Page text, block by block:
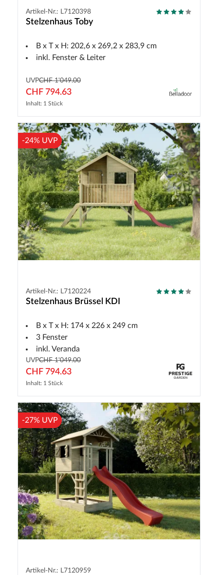
Artikel-Nr.: L7120398
Stelzenhaus Toby
B x T x H: 202,6 x 269,2 x 283,9 cm
inkl. Fenster & Leiter
UVPCHF 1'049.00
CHF 794.63
Inhalt: 1 Stück
-24% UVP
Artikel-Nr.: L7120224
Stelzenhaus Brüssel KDI
B x T x H: 174 x 226 x 249 cm
3 Fenster
inkl. Veranda
UVPCHF 1'049.00
CHF 794.63
Inhalt: 1 Stück
-27% UVP
Artikel-Nr.: L7120959